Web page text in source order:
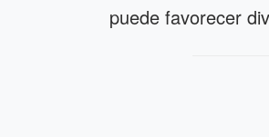
puede favorecer